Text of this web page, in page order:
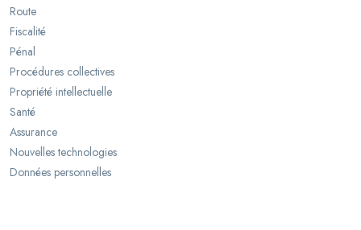
Route
Fiscalité
Pénal
Procédures collectives
Propriété intellectuelle
Santé
Assurance
Nouvelles technologies
Données personnelles